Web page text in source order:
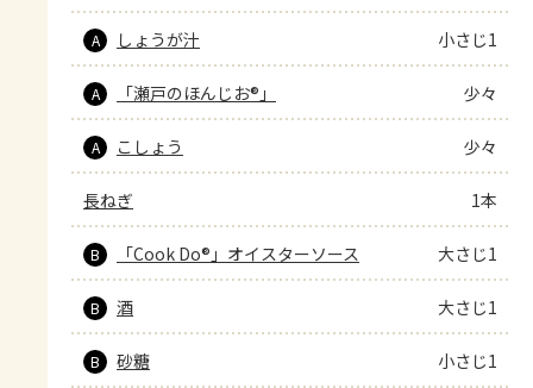
A しょうが汁 小さじ1
A 「瀬戸のほんじお®」 少々
A こしょう 少々
長ねぎ 1本
B 「Cook Do®」オイスターソース 大さじ1
B 酒 大さじ1
B 砂糖 小さじ1